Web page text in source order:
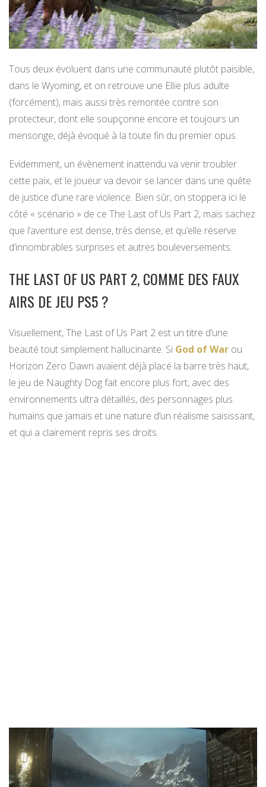
Tous deux évoluent dans une communauté plutôt paisible,
dans le Wyoming, et on retrouve une Ellie plus adulte
(forcément), mais aussi très remontée contre son
protecteur, dont elle soupçonne encore et toujours un
mensonge, déjà évoqué à la toute fin du premier opus.
Evidemment, un évènement inattendu va venir troubler
cette paix, et le joueur va devoir se lancer dans une quête
de justice d’une rare violence. Bien sûr, on stoppera ici le
côté « scénario » de ce The Last of Us Part 2, mais sachez
que l’aventure est dense, très dense, et qu’elle réserve
d’innombrables surprises et autres bouleversements.
THE LAST OF US PART 2, COMME DES FAUX
AIRS DE JEU PS5 ?
Visuellement, The Last of Us Part 2 est un titre d’une
beauté tout simplement hallucinante. Si God of War ou
Horizon Zero Dawn avaient déjà placé la barre très haut,
le jeu de Naughty Dog fait encore plus fort, avec des
environnements ultra détaillés, des personnages plus
humains que jamais et une nature d’un réalisme saisissant,
et qui a clairement repris ses droits.